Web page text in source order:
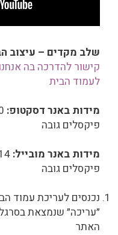
שלב מקדים – עיצוב
קישור להדרכה בה
לעמוד הבית
מידות באנר דסקטופ:
פיקסלים גובה
מידות באנר מובייל:
פיקסלים גובה
נכנסים לעריכת עמוד
״עריכה״ שנמצאת
האתר